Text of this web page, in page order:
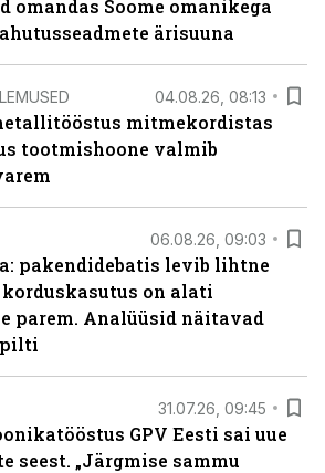
omandas Soome omanikega
ärisuuna
04.08.26, 08:13
mitmekordistas
tootmishoone valmib
06.08.26, 09:03
pakendidebatis levib lihtne
korduskasutus on alati
parem. Analüüsid näitavad
pilti
31.07.26, 09:45
GPV Eesti sai uue
seest. „Järgmise sammu